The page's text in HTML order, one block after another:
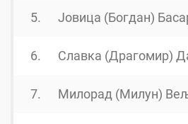
5. Јовица (Богдан)
6. Славка (Драгомир)
7. Милорад (Милун)